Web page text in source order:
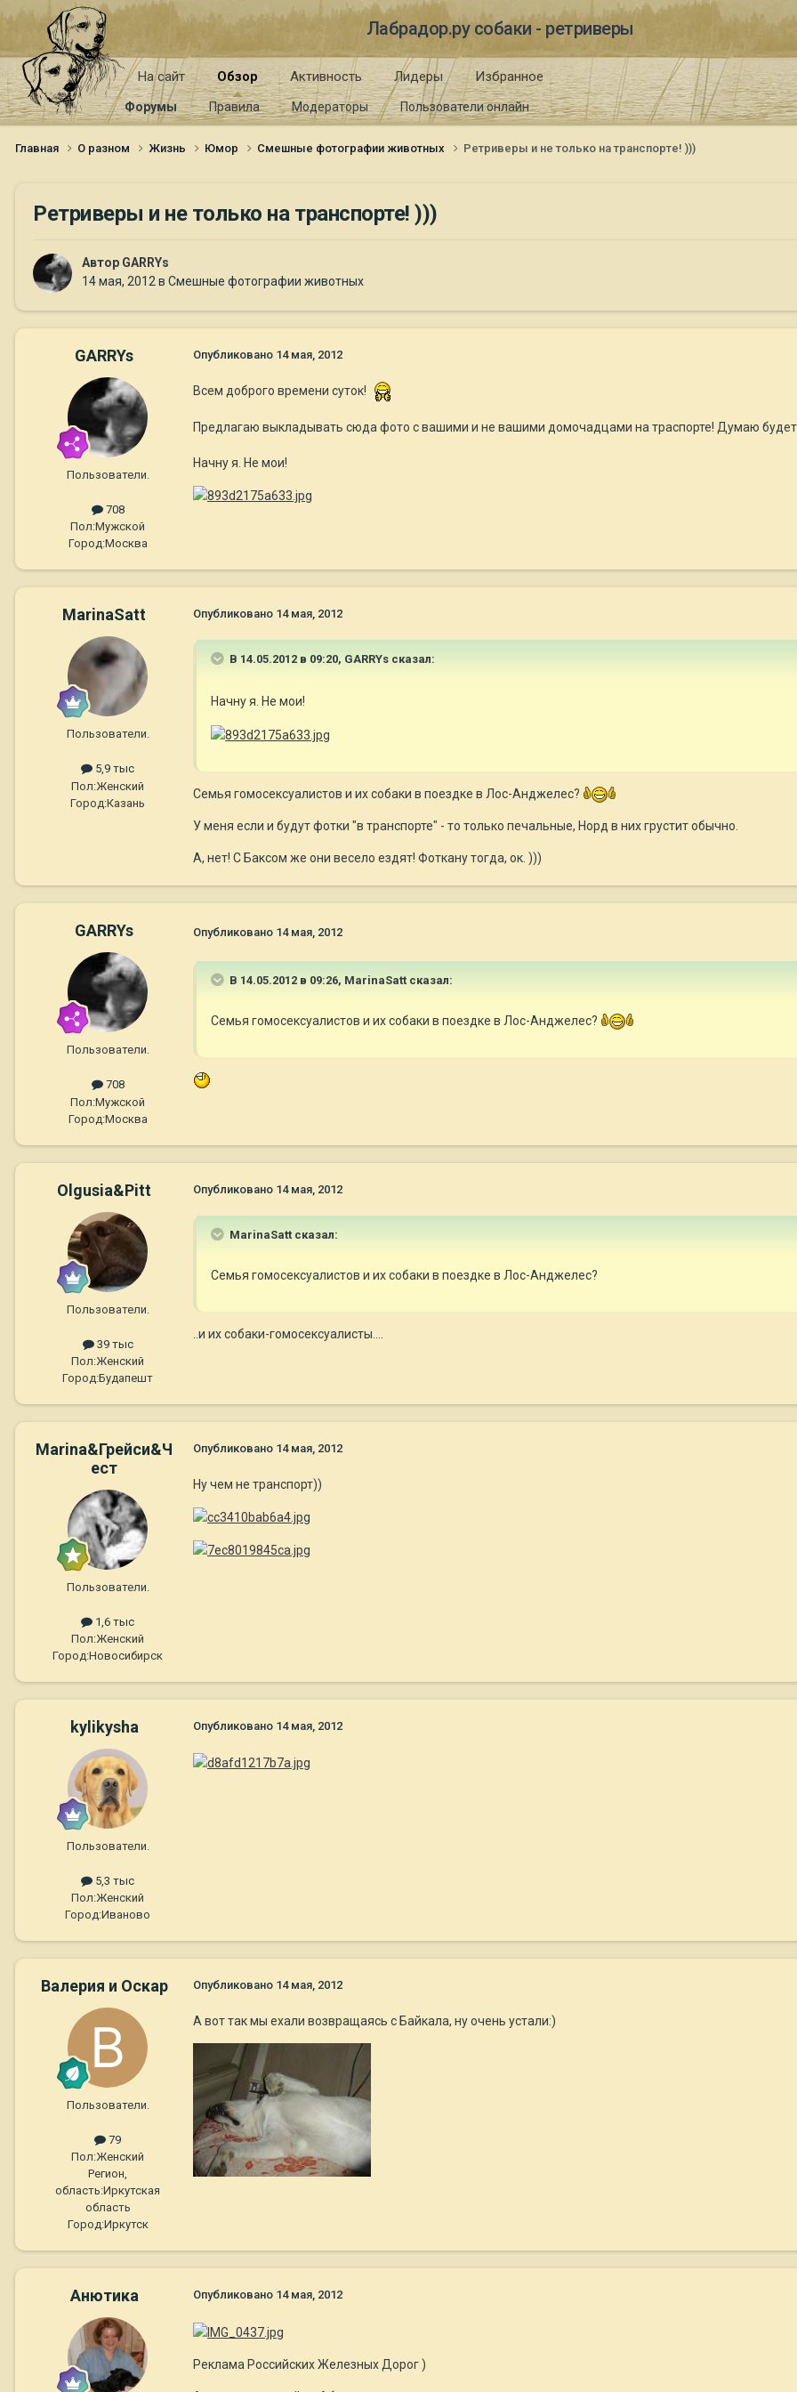
Лабрадор.ру собаки - ретриверы
На сайт Обзор
Форумы Правила Модераторы Пользователи онлайн
Активность Лидеры Избранное
Главная О разном Жизнь Юмор Смешные фотографии животных Ретриверы и не только на транспорте! )))
Ретриверы и не только на транспорте! )))
Автор GARRYs
14 мая, 2012 в Смешные фотографии животных
GARRYs
Пользователи.
708
Пол:Мужской
Город:Москва
Опубликовано 14 мая, 2012
Всем доброго времени суток!
Предлагаю выкладывать сюда фото с вашими и не вашими домочадцами на траспорте! Думаю будет
Начну я. Не мои!
MarinaSatt
Пользователи.
5,9 тыс
Пол:Женский
Город:Казань
Опубликовано 14 мая, 2012
В 14.05.2012 в 09:20, GARRYs сказал:
Начну я. Не мои!
Семья гомосексуалистов и их собаки в поездке в Лос-Анджелес?
У меня если и будут фотки "в транспорте" - то только печальные, Норд в них грустит обычно.
А, нет! С Баксом же они весело ездят! Фоткану тогда, ок. )))
GARRYs
Пользователи.
708
Пол:Мужской
Город:Москва
Опубликовано 14 мая, 2012
В 14.05.2012 в 09:26, MarinaSatt сказал:
Семья гомосексуалистов и их собаки в поездке в Лос-Анджелес?
Olgusia&Pitt
Пользователи.
39 тыс
Пол:Женский
Город:Будапешт
Опубликовано 14 мая, 2012
MarinaSatt сказал:
Семья гомосексуалистов и их собаки в поездке в Лос-Анджелес?
..и их собаки-гомосексуалисты....
Marina&Грейси&Ч
ест
Пользователи.
1,6 тыс
Пол:Женский
Город:Новосибирск
Опубликовано 14 мая, 2012
Ну чем не транспорт))
kylikysha
Пользователи.
5,3 тыс
Пол:Женский
Город:Иваново
Опубликовано 14 мая, 2012
Валерия и Оскар
Пользователи.
79
Пол:Женский
Регион,
область:Иркутская
область
Город:Иркутск
Опубликовано 14 мая, 2012
А вот так мы ехали возвращаясь с Байкала, ну очень устали:)
Анютика Опубликовано 14 мая, 2012
Реклама Российских Железных Дорог )